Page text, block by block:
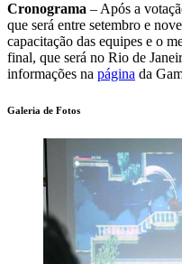
Cronograma – Após a
que será entre setembro e
capacitação das equipes e o
final, que será no Rio de
informações na página da
Galeria de Fotos